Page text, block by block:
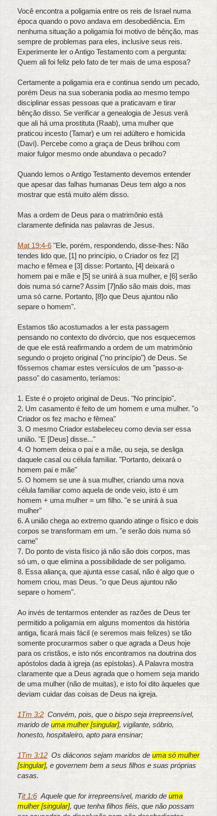
Você encontra a poligamia entre os reis de Israel numa
época quando o povo andava em desobediência. Em
nenhuma situação a poligamia foi motivo de bênção, mas
sempre de problemas para eles, inclusive seus reis.
Experimente ler o Antigo Testamento com a pergunta:
Quem ali foi feliz pelo fato de ter mais de uma esposa?
Certamente a poligamia era e continua sendo um pecado,
porém Deus na sua soberania podia ao mesmo tempo
disciplinar essas pessoas que a praticavam e tirar
bênção disso. Se verificar a genealogia de Jesus verá
que ali há uma prostituta (Raab), uma mulher que
praticou incesto (Tamar) e um rei adúltero e homicida
(Davi). Percebe como a graça de Deus brilhou com
maior fulgor mesmo onde abundava o pecado?
Quando lemos o Antigo Testamento devemos entender
que apesar das falhas humanas Deus tem algo a nos
mostrar que está muito além disso.
Mas a ordem de Deus para o matrimônio está
claramente definida nas palavras de Jesus.
Mat 19:4-6 "Ele, porém, respondendo, disse-lhes: Não
tendes lido que, [1] no princípio, o Criador os fez [2]
macho e fêmea e [3] disse: Portanto, [4] deixará o
homem pai e mãe e [5] se unirá à sua mulher, e [6] serão
dois numa só carne? Assim [7]não são mais dois, mas
uma só carne. Portanto, [8]o que Deus ajuntou não
separe o homem".
Estamos tão acostumados a ler esta passagem
pensando no contexto do divórcio, que nos esquecemos
de que ele está reafirmando a ordem de um matrimônio
segundo o projeto original ("no princípio") de Deus. Se
fôssemos chamar estes versículos de um "passo-a-
passo" do casamento, teríamos:
1. Este é o projeto original de Deus. "No princípio".
2. Um casamento é feito de um homem e uma mulher. "o
Criador os fez macho e fêmea"
3. O mesmo Criador estabeleceu como devia ser essa
união. "E [Deus] disse..."
4. O homem deixa o pai e a mãe, ou seja, se desliga
daquele casal ou célula familiar. "Portanto, deixará o
homem pai e mãe"
5. O homem se une à sua mulher, criando uma nova
célula familiar como aquela de onde veio, isto é um
homem + uma mulher = um filho. "e se unirá à sua
mulher"
6. A união chega ao extremo quando atinge o físico e dois
corpos se transformam em um. "e serão dois numa só
carne"
7. Do ponto de vista físico já não são dois corpos, mas
só um, o que elimina a possibilidade de ser polígamo.
8. Essa aliança, que ajunta esse casal, não é algo que o
homem criou, mas Deus. "o que Deus ajuntou não
separe o homem".
Ao invés de tentarmos entender as razões de Deus ter
permitido a poligamia em alguns momentos da história
antiga, ficará mais fácil (e seremos mais felizes) se tão
somente procurarmos saber o que agrada a Deus hoje
para os cristãos, e isto nós encontramos na doutrina dos
apóstolos dada à igreja (as epístolas). A Palavra mostra
claramente que a Deus agrada que o homem seja marido
de uma mulher (não de muitas), e isto foi dito àqueles que
deviam cuidar das coisas de Deus na igreja.
1Tm 3:2 Convém, pois, que o bispo seja irrepreensível,
marido de uma mulher [singular], vigilante, sóbrio,
honesto, hospitaleiro, apto para ensinar;
1Tm 3:12 Os diáconos sejam maridos de uma só mulher
[singular], e governem bem a seus filhos e suas próprias
casas.
Tit 1:6Aquele que for irrepreensível, marido de uma
mulher [singular], que tenha filhos fiéis, que não possam